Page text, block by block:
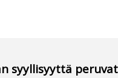
syyllisyyttä